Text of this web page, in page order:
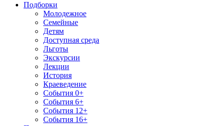
Подборки
Молодежное
Семейные
Детям
Доступная среда
Льготы
Экскурсии
Лекции
История
Краеведение
События 0+
События 6+
События 12+
События 16+